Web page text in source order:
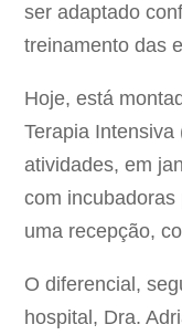
ser adaptado
treinamento das
Hoje, está
Terapia
atividades, em
com
uma recepção,
O diferencial,
hospital, Dra.